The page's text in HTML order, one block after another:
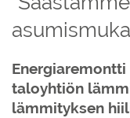
taloyhtiön
lämmityksen